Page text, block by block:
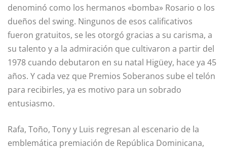
denominó como los hermanos «bomba» Rosario o los
dueños del swing. Ningunos de esos calificativos
fueron gratuitos, se les otorgó gracias a su carisma, a
su talento y a la admiración que cultivaron a partir del
1978 cuando debutaron en su natal Higüey, hace ya 45
años. Y cada vez que Premios Soberanos sube el telón
para recibirles, ya es motivo para un sobrado
entusiasmo.
Rafa, Toño, Tony y Luis regresan al escenario de la
emblemática premiación de República Dominicana,